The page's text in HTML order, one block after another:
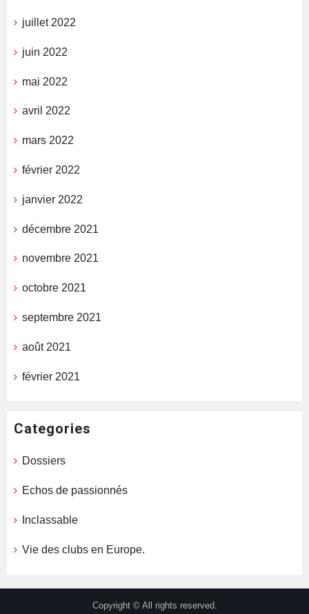
juillet 2022
juin 2022
mai 2022
avril 2022
mars 2022
février 2022
janvier 2022
décembre 2021
novembre 2021
octobre 2021
septembre 2021
août 2021
février 2021
Categories
Dossiers
Echos de passionnés
Inclassable
Vie des clubs en Europe.
Copyright © All rights reserved.